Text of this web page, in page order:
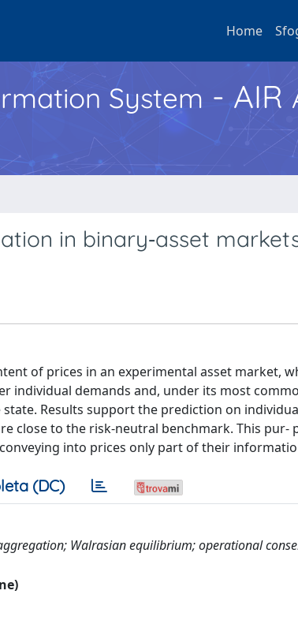
Home
System - AIR
in binary‐asset
of prices in an experimental asset market,
individual demands and, under its most
Results support the prediction on
close to the risk-neutral benchmark. This pur-
into prices only part of their
(DC)
Walrasian equilibrium; operational